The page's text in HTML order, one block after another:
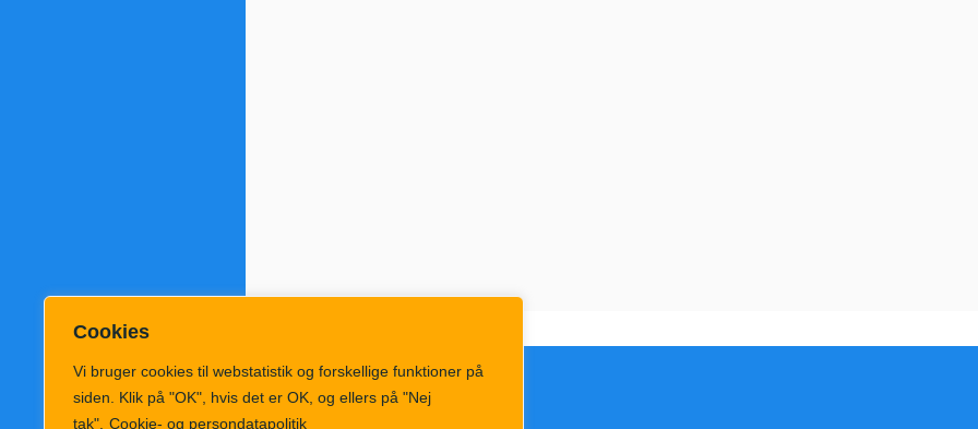
Cookies
Vi bruger cookies til webstatistik og forskellige funktioner på
siden. Klik på "OK", hvis det er OK, og ellers på "Nej
tak". Cookie- og persondatapolitik